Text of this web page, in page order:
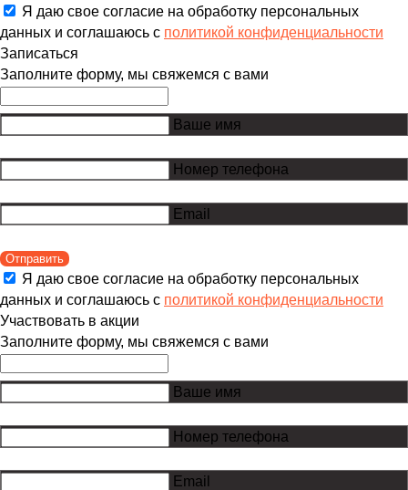
Я даю свое согласие на обработку персональных
данных и соглашаюсь с политикой конфиденциальности
Записаться
Заполните форму, мы свяжемся с вами
Ваше имя
Номер телефона
Email
Отправить
Я даю свое согласие на обработку персональных
данных и соглашаюсь с политикой конфиденциальности
Участвовать в акции
Заполните форму, мы свяжемся с вами
Ваше имя
Номер телефона
Email